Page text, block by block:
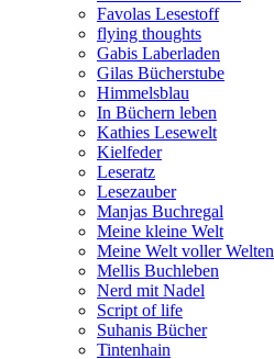
Favolas Lesestoff
flying thoughts
Gabis Laberladen
Gilas Bücherstube
Himmelsblau
In Büchern leben
Kathies Lesewelt
Kielfeder
Leseratz
Lesezauber
Manjas Buchregal
Meine kleine Welt
Meine Welt voller Welten
Mellis Buchleben
Nerd mit Nadel
Script of life
Suhanis Bücher
Tintenhain